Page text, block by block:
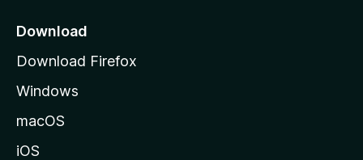
Download
Download Firefox
Windows
macOS
iOS